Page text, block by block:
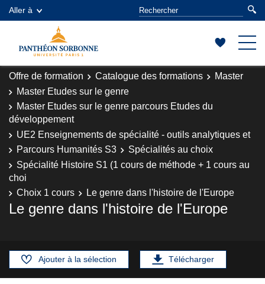
Aller à
Offre de formation Catalogue des formations
Master
Master Etudes sur le genre
Master Etudes sur le genre parcours Etudes du
développement
UE2 Enseignements de spécialité - outils analytiques et
Parcours Humanités S3
Spécialités au choix
Spécialité Histoire S1 (1 cours de méthode + 1 cours au
choi
Choix 1 cours
Le genre dans l'histoire de l'Europe
Le genre dans l'histoire de l'Europe
Ajouter à la sélection Télécharger